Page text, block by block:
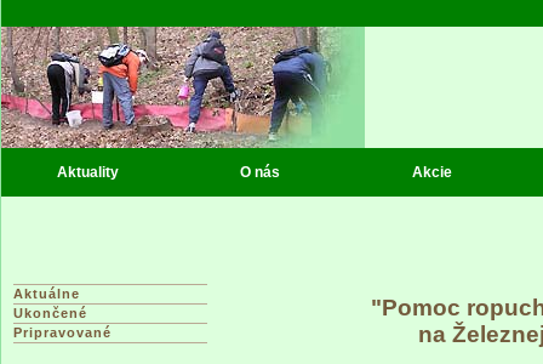
Aktuality O nás Akcie
Aktuálne
Ukončené
Pripravované
"Pomoc
na